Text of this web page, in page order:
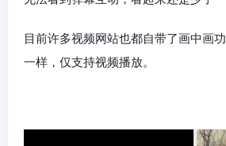
目前许多视频网站也都自带了画中画
一样，仅支持视频播放。